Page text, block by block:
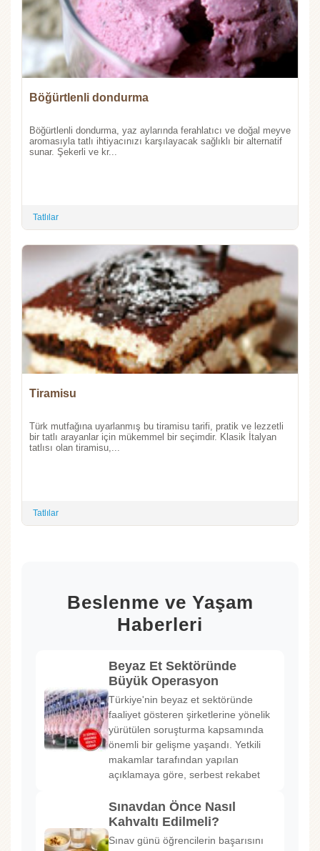
Böğürtlenli dondurma
Böğürtlenli dondurma, yaz aylarında ferahlatıcı ve doğal meyve
aromasıyla tatlı ihtiyacınızı karşılayacak sağlıklı bir alternatif
sunar. Şekerli ve kr...
Tatlılar
Tiramisu
Türk mutfağına uyarlanmış bu tiramisu tarifi, pratik ve lezzetli
bir tatlı arayanlar için mükemmel bir seçimdir. Klasik İtalyan
tatlısı olan tiramisu,...
Tatlılar
Beslenme ve Yaşam
Haberleri
Beyaz Et Sektöründe
Büyük Operasyon
Türkiye'nin beyaz et sektöründe
faaliyet gösteren şirketlerine yönelik
yürütülen soruşturma kapsamında
önemli bir gelişme yaşandı. Yetkili
makamlar tarafından yapılan
açıklamaya göre, serbest rekabet
Sınavdan Önce Nasıl
Kahvaltı Edilmeli?
Sınav günü öğrencilerin başarısını